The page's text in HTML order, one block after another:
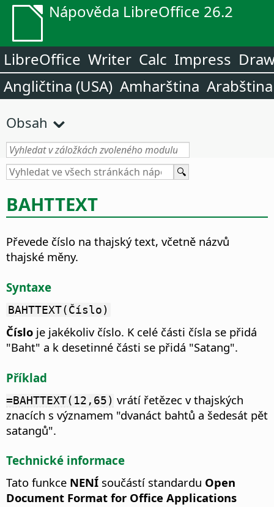
Nápověda LibreOffice 26.2
LibreOffice Writer Calc Impress
Angličtina (USA) Amharština Arabština
Obsah
BAHTTEXT
Převede číslo na thajský text, včetně názvů
thajské měny.
Syntaxe
BAHTTEXT(Číslo)
Číslo je jakékoliv číslo. K celé části čísla se přidá
"Baht" a k desetinné části se přidá "Satang".
Příklad
=BAHTTEXT(12,65) vrátí řetězec v thajských
znacích s významem "dvanáct bahtů a šedesát pět
satangů".
Technické informace
Tato funkce NENÍ součástí standardu Open
Document Format for Office Applications